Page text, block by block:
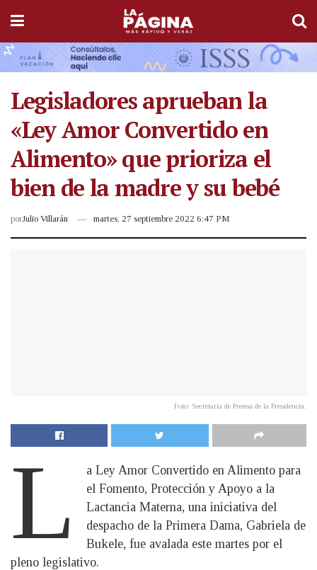
Legisladores aprueban la
«Ley Amor Convertido en
Alimento» que prioriza el
bien de la madre y su bebé
porJulio Villarán martes, 27 septiembre 2022 6:47 PM
Foto: Secretaría de Prensa de la Presidencia.
L
a Ley Amor Convertido en Alimento para
el Fomento, Protección y Apoyo a la
Lactancia Materna, una iniciativa del
despacho de la Primera Dama, Gabriela de
Bukele, fue avalada este martes por el
pleno legislativo.